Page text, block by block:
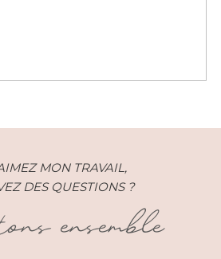
MON TRAVAIL,
DES QUESTIONS ?
ensemble